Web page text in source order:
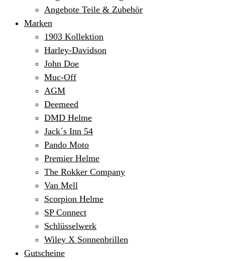
Angebote Teile & Zubehör
Marken
1903 Kollektion
Harley-Davidson
John Doe
Muc-Off
AGM
Deemeed
DMD Helme
Jack´s Inn 54
Pando Moto
Premier Helme
The Rokker Company
Van Mell
Scorpion Helme
SP Connect
Schlüsselwerk
Wiley X Sonnenbrillen
Gutscheine